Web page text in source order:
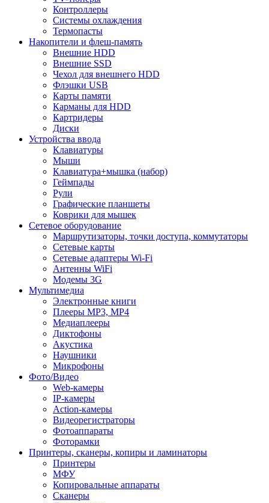
Контроллеры
Системы охлаждения
Термопасты
Накопители и флеш-память
Внешние HDD
Внешние SSD
Чехол для внешнего HDD
Флэшки USB
Карты памяти
Карманы для HDD
Картридеры
Диски
Устройства ввода
Клавиатуры
Мыши
Клавиатура+мышка (набор)
Геймпады
Рули
Графические планшеты
Коврики для мышек
Сетевое оборудование
Маршрутизаторы, точки доступа, коммутаторы
Сетевые карты
Сетевые адаптеры Wi-Fi
Антенны WiFi
Модемы 3G
Мультимедиа
Электронные книги
Плееры MP3, MP4
Медиаплееры
Диктофоны
Акустика
Наушники
Микрофоны
Фото/Видео
Web-камеры
IP-камеры
Action-камеры
Видеорегистраторы
Фотоаппараты
Фоторамки
Принтеры, сканеры, копиры и ламинаторы
Принтеры
МФУ
Копировальные аппараты
Сканеры